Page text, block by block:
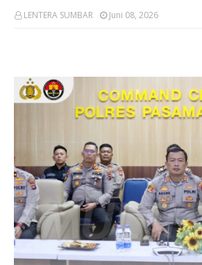
LENTERA SUMBAR Juni 08, 2026